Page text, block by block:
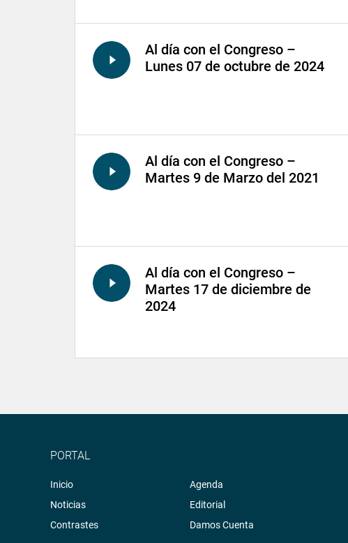
Al día con el Congreso –
Lunes 07 de octubre de 2024
Al día con el Congreso –
Martes 9 de Marzo del 2021
Al día con el Congreso –
Martes 17 de diciembre de
2024
PORTAL
Inicio
Noticias
Contrastes
Agenda
Editorial
Damos Cuenta